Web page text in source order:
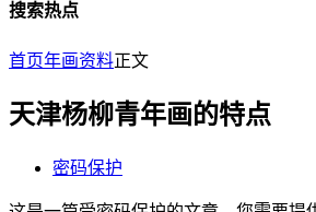
搜索热点
首页年画资料正文
天津杨柳青年画的特点
密码保护